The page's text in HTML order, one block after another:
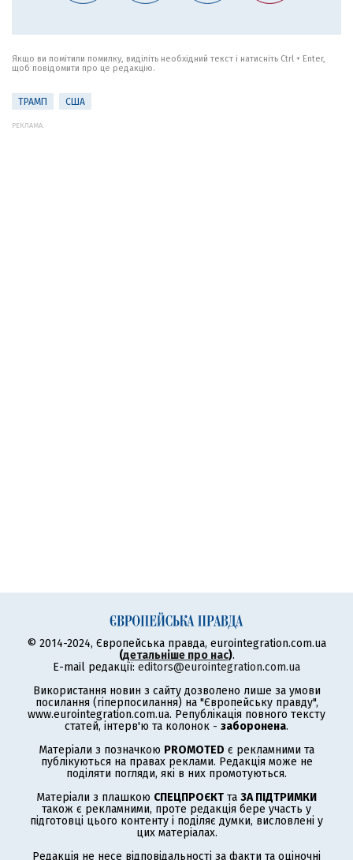
Якщо ви помітили помилку, виділіть необхідний текст і натисніть Ctrl + Enter,
щоб повідомити про це редакцію.
ТРАМП США
РЕКЛАМА:
© 2014-2024, Європейська правда, eurointegration.com.ua
(детальніше про нас).
E-mail редакції: editors@eurointegration.com.ua
Використання новин з сайту дозволено лише за умови
посилання (гіперпосилання) на "Європейську правду",
www.eurointegration.com.ua. Републікація повного тексту
статей, інтерв'ю та колонок - заборонена.
Матеріали з позначкою PROMOTED є рекламними та
публікуються на правах реклами. Редакція може не
поділяти погляди, які в них промотуються.
Матеріали з плашкою СПЕЦПРОЄКТ та ЗА ПІДТРИМКИ
також є рекламними, проте редакція бере участь у
підготовці цього контенту і поділяє думки, висловлені у
цих матеріалах.
Редакція не несе відповідальності за факти та оціночні